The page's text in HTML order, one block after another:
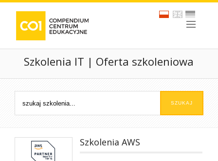
Szkolenia IT | Oferta szkoleniowa
Szkolenia AWS